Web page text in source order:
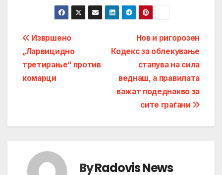
Post
navigation
Нов и ригорозен
Кодекс за облекување
стапува на сила
веднаш, а правилата
важат подеднакво за
сите граѓани
Извршено
„Ларвицидно
третирање“ против
комарци
ByRadovis News